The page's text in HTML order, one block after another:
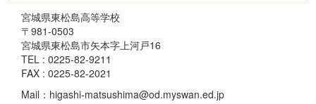
宮城県東松島高等学校
〒981-0503
宮城県東松島市矢本字上河戸16
TEL : 0225-82-9211
FAX : 0225-82-2021
Mail：higashi-matsushima@od.myswan.ed.jp